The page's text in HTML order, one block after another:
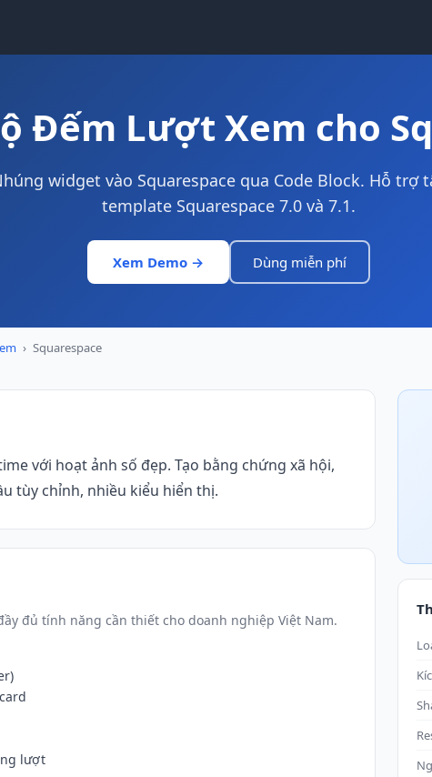
Đếm Lượt Xem cho
widget vào Squarespace qua Code Block. Hỗ trợ
template Squarespace 7.0 và 7.1.
Xem Demo → Dùng miễn phí
› Squarespace
với hoạt ảnh số đẹp. Tạo bằng chứng xã hội,
tùy chỉnh, nhiều kiểu hiển thị.
đủ tính năng cần thiết cho doanh nghiệp Việt Nam.
lượt